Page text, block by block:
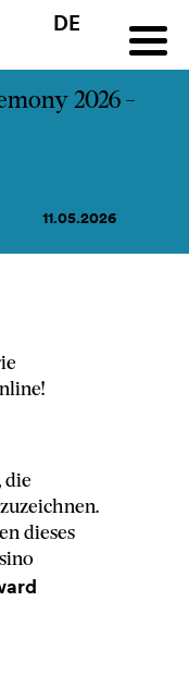
DE
Downloads
2026 -
11.05.2026
die
dieses